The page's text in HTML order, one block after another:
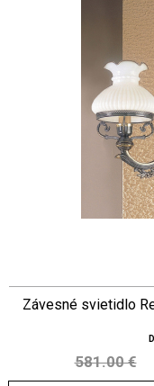
Závesné svietidlo
581.00 €